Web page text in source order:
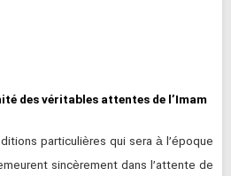
des véritables attentes de l’Imam
particulières qui sera à l’époque
sincèrement dans l’attente de